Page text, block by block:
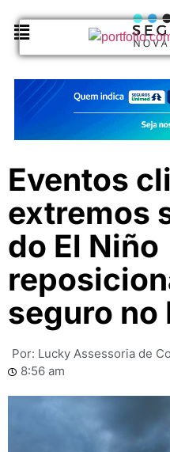
Eventos
extremos
do El Niño
seguro no
Por: Lucky Assessoria de
8:56 am